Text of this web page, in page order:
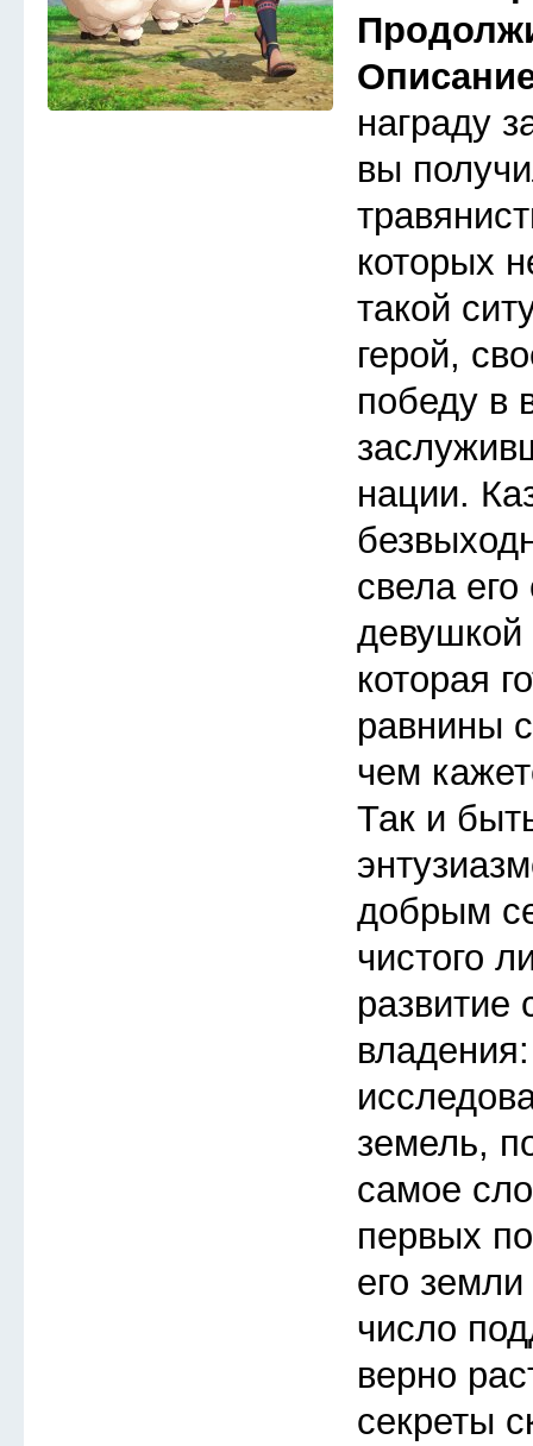
награду
вы
которых
такой
герой,
победу в
нации.
свела его
которая
равнины
чем
Так и
добрым
чистого
развитие
земель,
самое
первых
его
число
верно
секреты